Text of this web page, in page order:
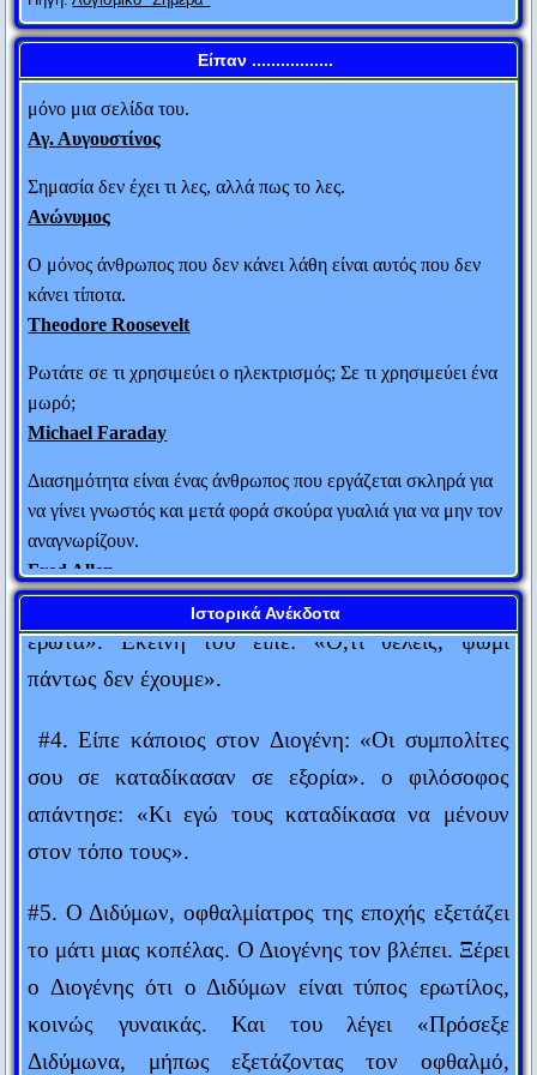
Είπαν .................
Άλμπερτ Αϊνστάιν
Ο κόσμος είναι ένα βιβλίο. Όσοι δεν ταξιδεύουν διαβάζουν
μόνο μια σελίδα του.
Αγ. Αυγουστίνος
Σημασία δεν έχει τι λες, αλλά πως το λες.
Ανώνυμος
Ο μόνος άνθρωπος που δεν κάνει λάθη είναι αυτός που δεν
κάνει τίποτα.
Theodore Roosevelt
Ρωτάτε σε τι χρησιμεύει ο ηλεκτρισμός; Σε τι χρησιμεύει ένα
μωρό;
Michael Faraday
Διασημότητα είναι ένας άνθρωπος που εργάζεται σκληρά για
να γίνει γνωστός και μετά φορά σκούρα γυαλιά για να μην τον
αναγνωρίζουν.
Fred Allen
Υπάρχουν μόνο δύο τρόποι για να πεις την πλήρη αλήθεια:
ανώνυμα και μεταθανάτια.
Thomas Sowell
Πράξεις Αποστόλων
Δημοσιογράφος είναι αυτός που, εκ των υστέρων, ξέρει τα
πάντα εκ των προτέρων.
Karl Kraus
H αποταμίευση είναι πολύ ωραίο πράγμα. Ειδικά όταν οι
γονείς σου το έχουν κάνει για σένα.
Winston Churchill
Γαλιλαίος (εννοώντας τη γη)
Ιστορικά Ανέκδοτα
ανθρώπους που του έφεραν το μεγάλο αυτό ποσό:
“Γιατί ο Αλέξανδρος διάλεξε εμένα απ’ όλους τους
Οι απεσταλμένοι απάντησαν: «Γιατί μόνο εσένα
θεωρεί έντιμο άνθρωπο».
Ο Φωκίωνας αρνήθηκε το δώρο λέγοντας: «Ας μ’
αφήσει λοιπόν και να είμαι και να φαίνομαι
έντιμος».
#2. Είπε κάποιος στον Αρίστιππο ότι η Λαΐδα δεν
τον αγαπά, αλλά προσποιείται ότι τον αγαπά. Ο
με αγαπούν, εγώ όμως τα απολαμβάνω».
#3. Ένας άντρας είπε στην ερωτομανή γυναίκα
του: «Τι θέλεις να κάνουμε, να φάμε ή να κάνουμε
έρωτα». Εκείνη του είπε: «Ό,τι θέλεις, ψωμί
πάντως δεν έχουμε».
#4. Είπε κάποιος στον Διογένη: «Οι συμπολίτες
σου σε καταδίκασαν σε εξορία». ο φιλόσοφος
απάντησε: «Κι εγώ τους καταδίκασα να μένουν
στον τόπο τους».
#5. Ο Διδύμων, οφθαλμίατρος της εποχής εξετάζει
το μάτι μιας κοπέλας. Ο Διογένης τον βλέπει. Ξέρει
ο Διογένης ότι ο Διδύμων είναι τύπος ερωτίλος,
κοινώς γυναικάς. Και του λέγει «Πρόσεξε
Διδύμωνα, μήπως εξετάζοντας τον οφθαλμό,